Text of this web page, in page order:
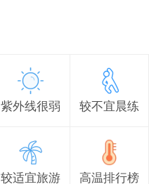
紫外线很弱 较不宜晨练
较适宜旅游 高温排行榜